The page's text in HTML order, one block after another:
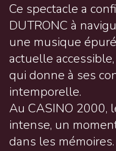
Ce spectacle a
DUTRONC à
une musique
actuelle
qui donne à ses
intemporelle.
Au CASINO 2000,
intense, un
dans les mémoires.